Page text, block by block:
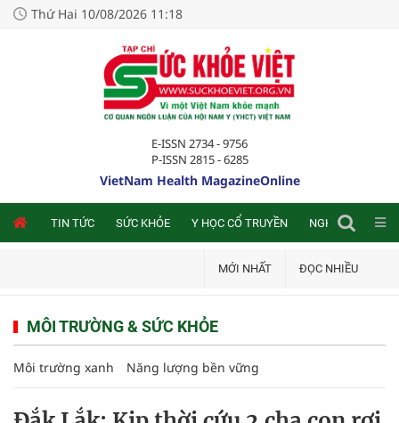
Thứ Hai 10/08/2026 11:18
E-ISSN 2734 - 9756
P-ISSN 2815 - 6285
VietNam Health MagazineOnline
TIN TỨC SỨC KHỎE Y HỌC CỔ TRUYỀN NGHIÊN CỨU
MỚI NHẤT ĐỌC NHIỀU
MÔI TRƯỜNG & SỨC KHỎE
Môi trường xanh Năng lượng bền vững